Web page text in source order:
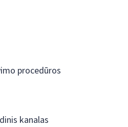
procedūros
kanalas